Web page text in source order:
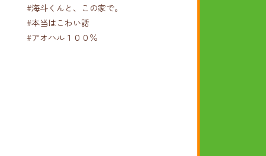
#海斗くんと、この家で。
#本当はこわい話
#アオハル１００％